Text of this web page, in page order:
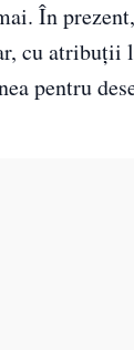
În
cu atribuții
pentru